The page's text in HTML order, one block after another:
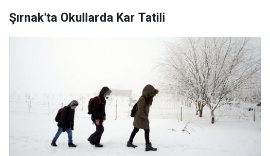
Şırnak'ta Okullarda Kar Tatili